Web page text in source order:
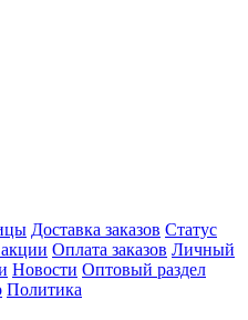
Доставка заказов Статус
Оплата заказов Личный
Новости Оптовый раздел
Политика